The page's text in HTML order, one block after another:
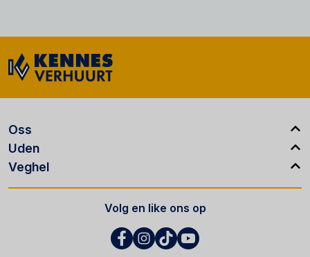
Oss
Uden
Veghel
Volg en like ons op